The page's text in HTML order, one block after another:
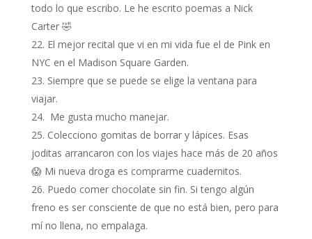
todo lo que escribo. Le he escrito poemas a Nick
Carter 🤣
El mejor recital que vi en mi vida fue el de Pink en
NYC en el Madison Square Garden.
Siempre que se puede se elige la ventana para
viajar.
Me gusta mucho manejar.
Colecciono gomitas de borrar y lápices. Esas
joditas arrancaron con los viajes hace más de 20 años
😱 Mi nueva droga es comprarme cuadernitos.
Puedo comer chocolate sin fin. Si tengo algún
freno es ser consciente de que no está bien, pero para
mí no llena, no empalaga.